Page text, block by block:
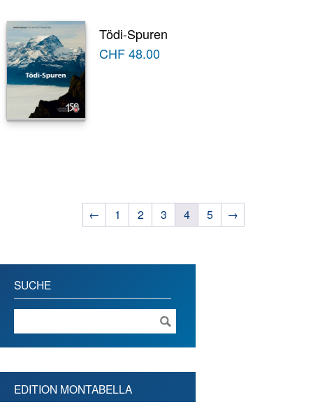
Tödi-Spuren
CHF48.00
← 1 2 3 4 5 →
SUCHE
EDITION MONTABELLA